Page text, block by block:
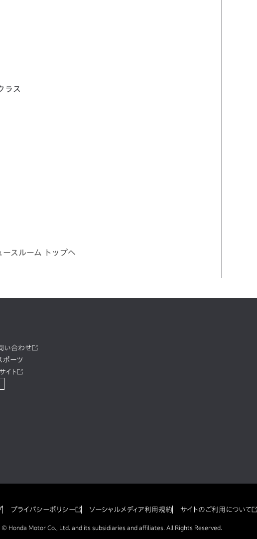
ラス
ースルーム トップへ
い合わせ
ポーツ
イト
プライバシーポリシー ソーシャルメディア利用規約 サイトのご利用について
© Honda Motor Co., Ltd. and its subsidiaries and affiliates. All Rights Reserved.